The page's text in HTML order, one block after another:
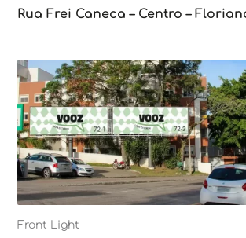
Rua Frei Caneca – Centro –
Front Light